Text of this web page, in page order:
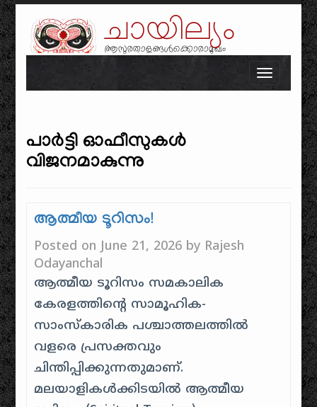
ചായില്യം
ആസുരതാളങ്ങൾക്കൊരാമുഖം
Skip to content
Toggle
പാർട്ടി ഓഫീസുകൾ
വിജനമാകുന്നു
ആത്മീയ ടൂറിസം!
Posted on June 21, 2026 by Rajesh
Odayanchal
ആത്മീയ ടൂറിസം സമകാലിക
കേരളത്തിന്റെ സാമൂഹിക-
സാംസ്കാരിക പശ്ചാത്തലത്തിൽ
വളരെ പ്രസക്തവും
ചിന്തിപ്പിക്കുന്നതുമാണ്.
മലയാളികൾക്കിടയിൽ ആത്മീയ